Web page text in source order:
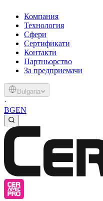
Компания
Технология
Сфери
Сертификати
Контакти
Партньорство
За предприемачи
Bulgaria
·
BGEN